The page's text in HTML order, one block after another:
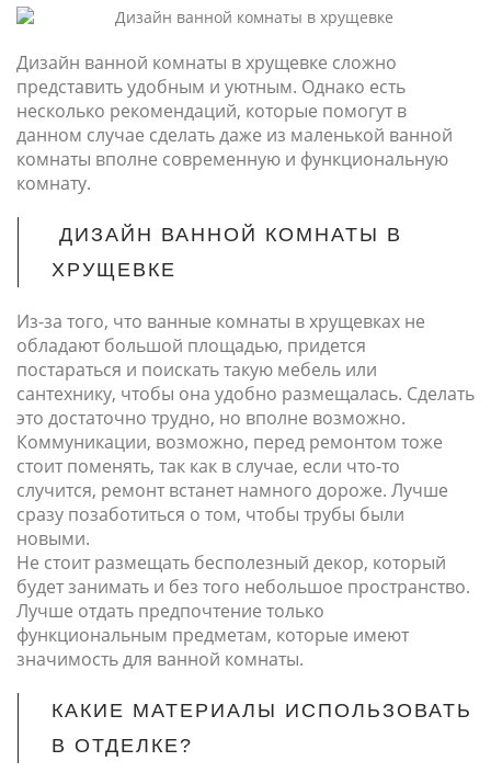
Дизайн ванной комнаты в хрущевке сложно
представить удобным и уютным. Однако есть
несколько рекомендаций, которые помогут в
данном случае сделать даже из маленькой ванной
комнаты вполне современную и функциональную
комнату.
ДИЗАЙН ВАННОЙ КОМНАТЫ В
ХРУЩЕВКЕ
Из-за того, что ванные комнаты в хрущевках не
обладают большой площадью, придется
постараться и поискать такую мебель или
сантехнику, чтобы она удобно размещалась. Сделать
это достаточно трудно, но вполне возможно.
Коммуникации, возможно, перед ремонтом тоже
стоит поменять, так как в случае, если что-то
случится, ремонт встанет намного дороже. Лучше
сразу позаботиться о том, чтобы трубы были
новыми.
Не стоит размещать бесполезный декор, который
будет занимать и без того небольшое пространство.
Лучше отдать предпочтение только
функциональным предметам, которые имеют
значимость для ванной комнаты.
КАКИЕ МАТЕРИАЛЫ ИСПОЛЬЗОВАТЬ
В ОТДЕЛКЕ?